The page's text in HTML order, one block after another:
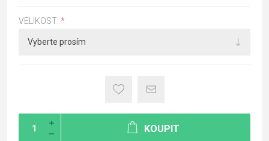
VELIKOST: *
KOUPIT